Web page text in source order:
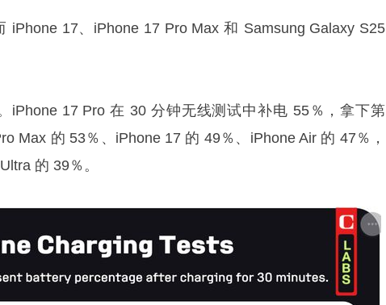
iPhone 17、iPhone 17 Pro Max 和 Samsung Galaxy S25
iPhone 17 Pro 在 30 分钟无线测试中补电 55％，拿下第
Max 的 53％、iPhone 17 的 49％、iPhone Air 的 47％，
的 39％。